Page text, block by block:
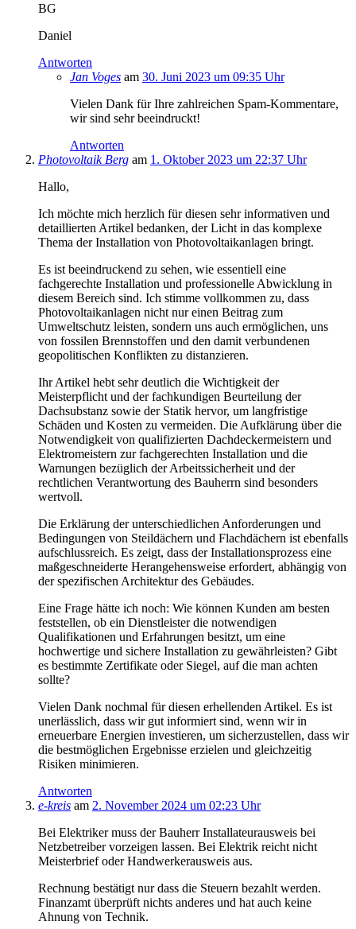
BG
Daniel
Antworten
Jan Voges am 30. Juni 2023 um 09:35 Uhr
Vielen Dank für Ihre zahlreichen Spam-Kommentare,
wir sind sehr beeindruckt!
Antworten
Photovoltaik Berg am 1. Oktober 2023 um 22:37 Uhr
Hallo,
Ich möchte mich herzlich für diesen sehr informativen und
detaillierten Artikel bedanken, der Licht in das komplexe
Thema der Installation von Photovoltaikanlagen bringt.
Es ist beeindruckend zu sehen, wie essentiell eine
fachgerechte Installation und professionelle Abwicklung in
diesem Bereich sind. Ich stimme vollkommen zu, dass
Photovoltaikanlagen nicht nur einen Beitrag zum
Umweltschutz leisten, sondern uns auch ermöglichen, uns
von fossilen Brennstoffen und den damit verbundenen
geopolitischen Konflikten zu distanzieren.
Ihr Artikel hebt sehr deutlich die Wichtigkeit der
Meisterpflicht und der fachkundigen Beurteilung der
Dachsubstanz sowie der Statik hervor, um langfristige
Schäden und Kosten zu vermeiden. Die Aufklärung über die
Notwendigkeit von qualifizierten Dachdeckermeistern und
Elektromeistern zur fachgerechten Installation und die
Warnungen bezüglich der Arbeitssicherheit und der
rechtlichen Verantwortung des Bauherrn sind besonders
wertvoll.
Die Erklärung der unterschiedlichen Anforderungen und
Bedingungen von Steildächern und Flachdächern ist ebenfalls
aufschlussreich. Es zeigt, dass der Installationsprozess eine
maßgeschneiderte Herangehensweise erfordert, abhängig von
der spezifischen Architektur des Gebäudes.
Eine Frage hätte ich noch: Wie können Kunden am besten
feststellen, ob ein Dienstleister die notwendigen
Qualifikationen und Erfahrungen besitzt, um eine
hochwertige und sichere Installation zu gewährleisten? Gibt
es bestimmte Zertifikate oder Siegel, auf die man achten
sollte?
Vielen Dank nochmal für diesen erhellenden Artikel. Es ist
unerlässlich, dass wir gut informiert sind, wenn wir in
erneuerbare Energien investieren, um sicherzustellen, dass wir
die bestmöglichen Ergebnisse erzielen und gleichzeitig
Risiken minimieren.
Antworten
e-kreis am 2. November 2024 um 02:23 Uhr
Bei Elektriker muss der Bauherr Installateurausweis bei
Netzbetreiber vorzeigen lassen. Bei Elektrik reicht nicht
Meisterbrief oder Handwerkerausweis aus.
Rechnung bestätigt nur dass die Steuern bezahlt werden.
Finanzamt überprüft nichts anderes und hat auch keine
Ahnung von Technik.